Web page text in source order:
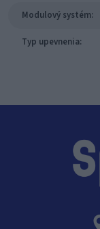
Modulový systém:
Typ upevnenia: